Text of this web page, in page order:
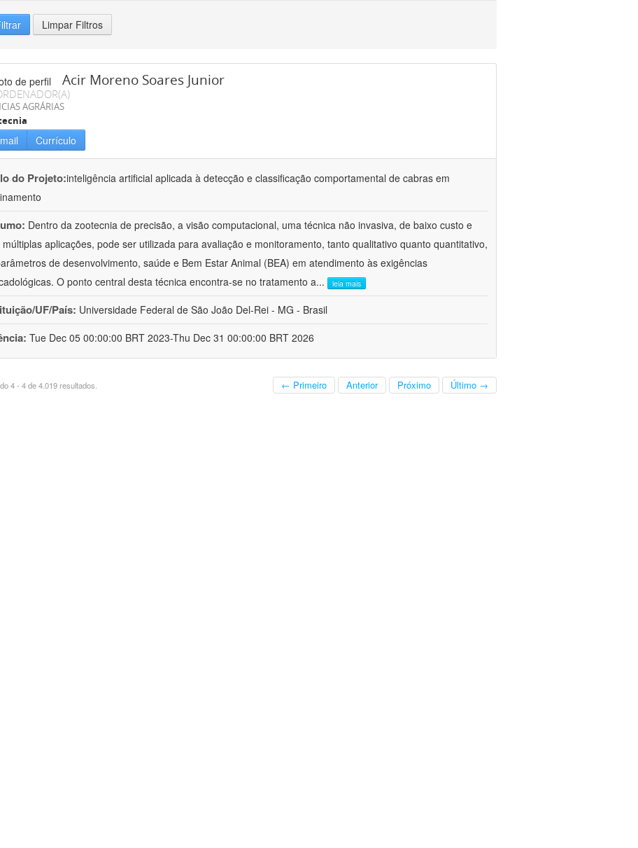
Limpar Filtros
Acir Moreno Soares Junior
AGRÁRIAS
Currículo
do Projeto:inteligência artificial aplicada à detecção e classificação comportamental de cabras em
Dentro da zootecnia de precisão, a visão computacional, uma técnica não invasiva, de baixo custo e
múltiplas aplicações, pode ser utilizada para avaliação e monitoramento, tanto qualitativo quanto quantitativo,
de desenvolvimento, saúde e Bem Estar Animal (BEA) em atendimento às exigências
O ponto central desta técnica encontra-se no tratamento a... leia mais
UF/País: Universidade Federal de São João Del-Rei - MG - Brasil
Tue Dec 05 00:00:00 BRT 2023-Thu Dec 31 00:00:00 BRT 2026
4 - 4 de 4.019 resultados. ← Primeiro Anterior Próximo Último →